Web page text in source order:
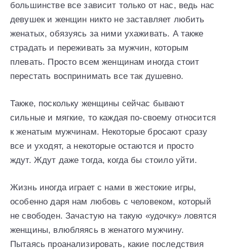
большинстве все зависит только от нас, ведь нас
девушек и женщин никто не заставляет любить
женатых, обязуясь за ними ухаживать. А также
страдать и переживать за мужчин, которым
плевать. Просто всем женщинам иногда стоит
перестать воспринимать все так душевно.
Также, поскольку женщины сейчас бывают
сильные и мягкие, то каждая по-своему относится
к женатым мужчинам. Некоторые бросают сразу
все и уходят, а некоторые остаются и просто
ждут. Ждут даже тогда, когда бы стоило уйти.
Жизнь иногда играет с нами в жестокие игры,
особенно даря нам любовь с человеком, который
не свободен. Зачастую на такую «удочку» ловятся
женщины, влюбляясь в женатого мужчину.
Пытаясь проанализировать, какие последствия